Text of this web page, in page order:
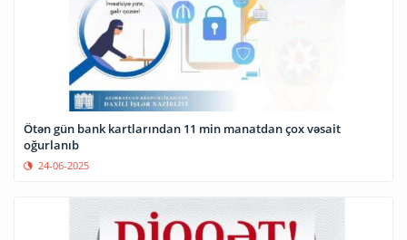
Ötən gün bank kartlarından 11 min manatdan çox vəsait
oğurlanıb
24-06-2025